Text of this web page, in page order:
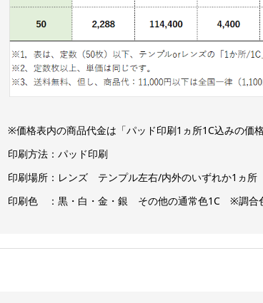
※価格表内の商品代金は「パッド印刷1ヵ所1C込みの価格
印刷方法：パッド印刷
印刷場所：レンズ テンプル左右/内外のいずれか1ヵ所
印刷色 ：黒・白・金・銀 その他の通常色1C ※調合色